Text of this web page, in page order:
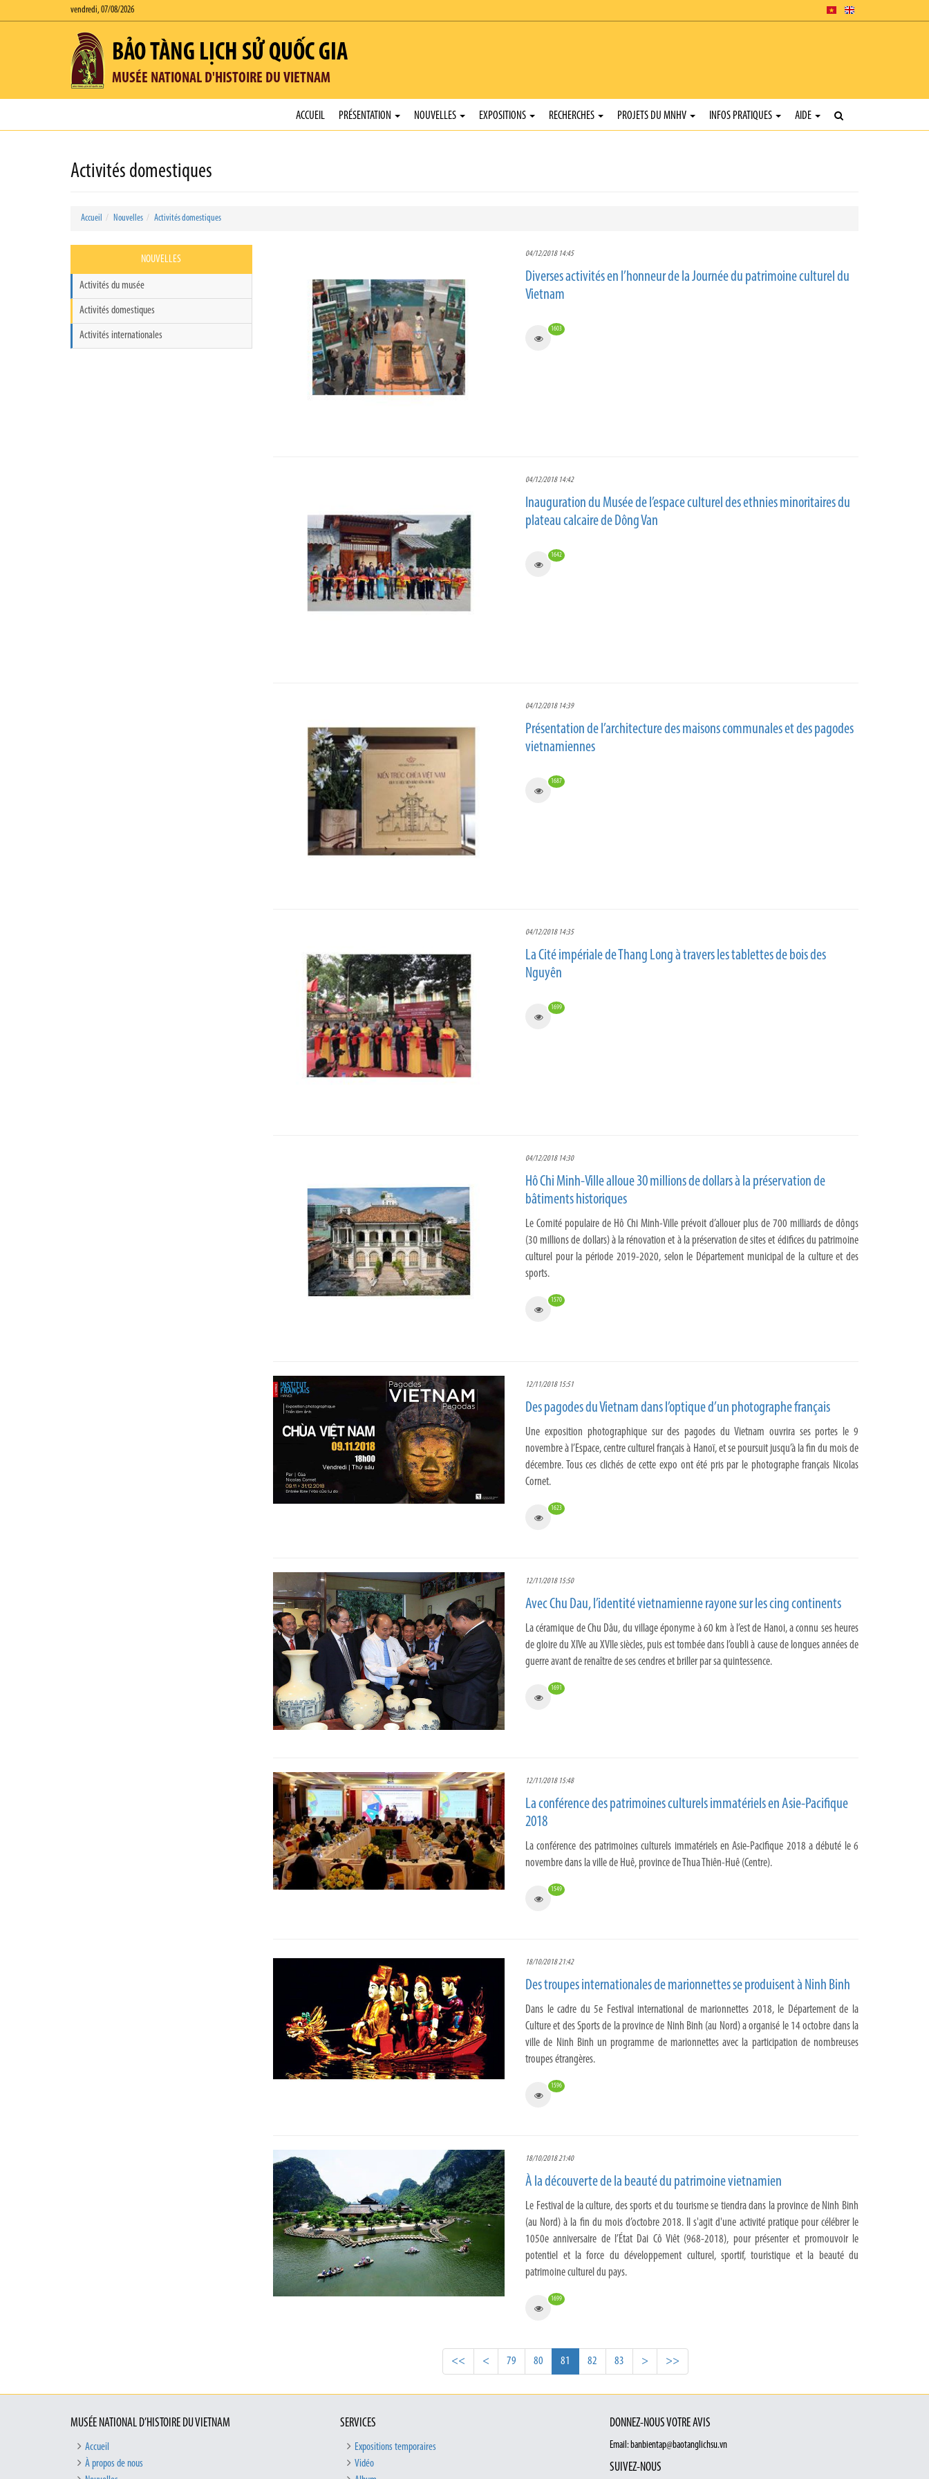
vendredi, 07/08/2026
BẢO TÀNG LỊCH SỬ QUỐC GIA
MUSÉE NATIONAL D'HISTOIRE DU VIETNAM
ACCUEIL PRÉSENTATION NOUVELLES EXPOSITIONS RECHERCHES PROJETS DU MNHV INFOS PRATIQUES AIDE
Activités domestiques
Accueil Nouvelles Activités domestiques
NOUVELLES
Activités du musée
Activités domestiques
Activités internationales
04/12/2018 14:45
Diverses activités en l’honneur de la Journée du patrimoine culturel du
Vietnam
1603
04/12/2018 14:42
Inauguration du Musée de l’espace culturel des ethnies minoritaires du
plateau calcaire de Dông Van
1642
04/12/2018 14:39
Présentation de l’architecture des maisons communales et des pagodes
vietnamiennes
1687
04/12/2018 14:35
La Cité impériale de Thang Long à travers les tablettes de bois des
Nguyên
1699
04/12/2018 14:30
Hô Chi Minh-Ville alloue 30 millions de dollars à la préservation de
bâtiments historiques
Le Comité populaire de Hô Chi Minh-Ville prévoit d’allouer plus de 700 milliards de dôngs
(30 millions de dollars) à la rénovation et à la préservation de sites et édifices du patrimoine
culturel pour la période 2019-2020, selon le Département municipal de la culture et des
sports.
1570
12/11/2018 15:51
Des pagodes du Vietnam dans l’optique d’un photographe français
Une exposition photographique sur des pagodes du Vietnam ouvrira ses portes le 9
novembre à l’Espace, centre culturel français à Hanoï, et se poursuit jusqu’à la fin du mois de
décembre. Tous ces clichés de cette expo ont été pris par le photographe français Nicolas
Cornet.
1623
12/11/2018 15:50
Avec Chu Dau, l’identité vietnamienne rayone sur les cing continents
La céramique de Chu Dâu, du village éponyme à 60 km à l’est de Hanoi, a connu ses heures
de gloire du XIVe au XVIIe siècles, puis est tombée dans l’oubli à cause de longues années de
guerre avant de renaître de ses cendres et briller par sa quintessence.
1691
12/11/2018 15:48
La conférence des patrimoines culturels immatériels en Asie-Pacifique
2018
La conférence des patrimoines culturels immatériels en Asie-Pacifique 2018 a débuté le 6
novembre dans la ville de Huê, province de Thua Thiên-Huê (Centre).
1549
18/10/2018 21:42
Des troupes internationales de marionnettes se produisent à Ninh Binh
Dans le cadre du 5e Festival international de marionnettes 2018, le Département de la
Culture et des Sports de la province de Ninh Binh (au Nord) a organisé le 14 octobre dans la
ville de Ninh Binh un programme de marionnettes avec la participation de nombreuses
troupes étrangères.
1596
18/10/2018 21:40
À la découverte de la beauté du patrimoine vietnamien
Le Festival de la culture, des sports et du tourisme se tiendra dans la province de Ninh Binh
(au Nord) à la fin du mois d’octobre 2018. Il s'agit d'une activité pratique pour célébrer le
1050e anniversaire de l’État Dai Cô Viêt (968-2018), pour présenter et promouvoir le
potentiel et la force du développement culturel, sportif, touristique et la beauté du
patrimoine culturel du pays.
1699
<< < 79 80 81 82 83 > >>
MUSÉE NATIONAL D’HISTOIRE DU VIETNAM
Accueil
À propos de nous
SERVICES
Expositions temporaires
Vidéo
DONNEZ-NOUS VOTRE AVIS
Email: banbientap@baotanglichsu.vn
SUIVEZ-NOUS